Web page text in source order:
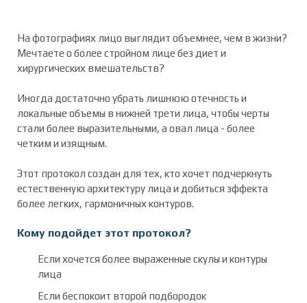
На фотографиях лицо выглядит объемнее, чем в жизни?
Мечтаете о более стройном лице без диет и
хирургических вмешательств?
Иногда достаточно убрать лишнюю отечность и
локальные объемы в нижней трети лица, чтобы черты
стали более выразительными, а овал лица - более
четким и изящным.
Этот протокол создан для тех, кто хочет подчеркнуть
естественную архитектуру лица и добиться эффекта
более легких, гармоничных контуров.
Кому подойдет этот протокол?
Если хочется более выраженные скулы и контуры
лица
Если беспокоит второй подбородок